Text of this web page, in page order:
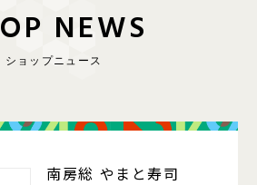
OP NEWS
ショップニュース
南房総 やまと寿司